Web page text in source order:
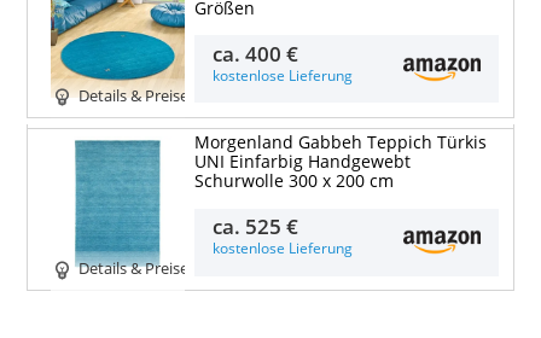
Details & Preise
Größen
ca.400 €
kostenlose Lieferung
Details & Preise
Morgenland Gabbeh Teppich Türkis
UNI Einfarbig Handgewebt
Schurwolle 300 x 200 cm
ca. 525 €
kostenlose Lieferung